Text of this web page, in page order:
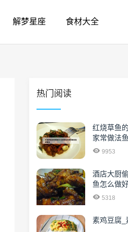
解梦星座 食材大全
热门阅读
红烧草鱼
家常做法
9953
酒店大厨
鱼怎么做好
5318
素鸡豆腐_